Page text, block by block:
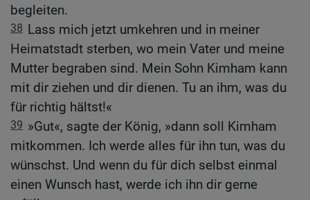
begleiten.
38 Lass mich jetzt umkehren und in meiner
Heimatstadt sterben, wo mein Vater und meine
Mutter begraben sind. Mein Sohn Kimham kann
mit dir ziehen und dir dienen. Tu an ihm, was du
für richtig hältst!«
39 »Gut«, sagte der König, »dann soll Kimham
mitkommen. Ich werde alles für ihn tun, was du
wünschst. Und wenn du für dich selbst einmal
einen Wunsch hast, werde ich ihn dir gerne